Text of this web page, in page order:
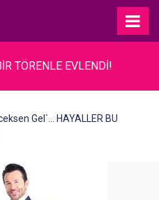
TÖRENLE EVLENDİ!
Gel`... HAYALLER BU